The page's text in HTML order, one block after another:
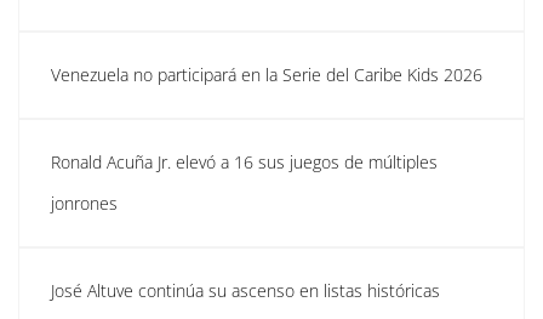
Venezuela no participará en la Serie del Caribe Kids 2026
Ronald Acuña Jr. elevó a 16 sus juegos de múltiples
jonrones
José Altuve continúa su ascenso en listas históricas